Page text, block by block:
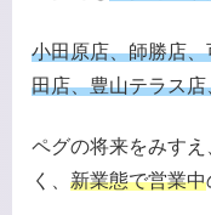
小田原店、師勝店
田店、豊山テラス
ペグの将来をみす
く、 新業態で営業中